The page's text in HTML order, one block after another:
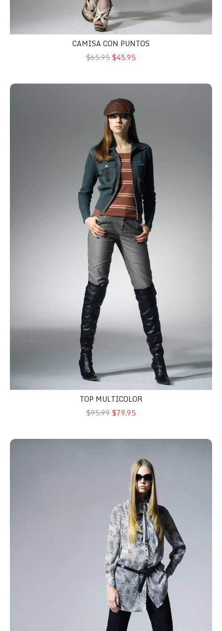
CAMISA CON PUNTOS
$65.95$45.95
TOP MULTICOLOR
$95.99$79.95